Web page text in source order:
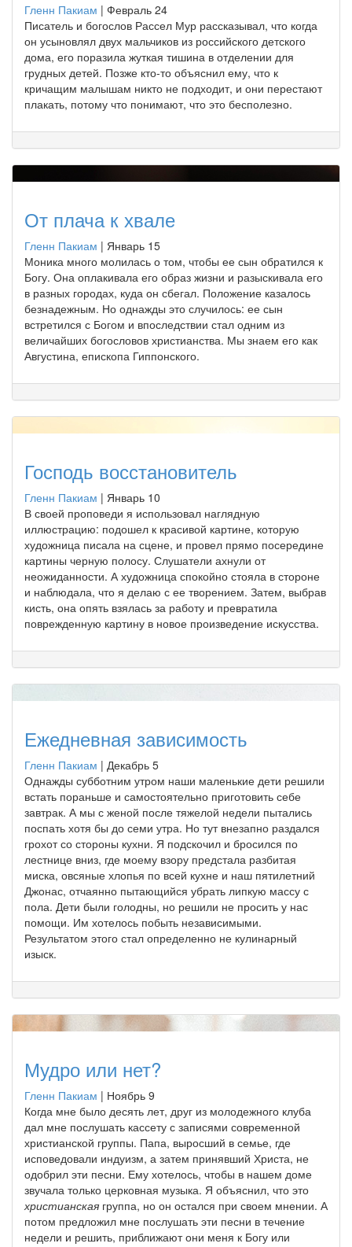
Гленн Пакиам | Февраль 24
Писатель и богослов Рассел Мур рассказывал, что когда
он усыновлял двух мальчиков из российского детского
дома, его поразила жуткая тишина в отделении для
грудных детей. Позже кто-то объяснил ему, что к
кричащим малышам никто не подходит, и они перестают
плакать, потому что понимают, что это бесполезно.
От плача к хвале
Гленн Пакиам | Январь 15
Моника много молилась о том, чтобы ее сын обратился к
Богу. Она оплакивала его образ жизни и разыскивала его
в разных городах, куда он сбегал. Положение казалось
безнадежным. Но однажды это случилось: ее сын
встретился с Богом и впоследствии стал одним из
величайших богословов христианства. Мы знаем его как
Августина, епископа Гиппонского.
Господь восстановитель
Гленн Пакиам | Январь 10
В своей проповеди я использовал наглядную
иллюстрацию: подошел к красивой картине, которую
художница писала на сцене, и провел прямо посередине
картины черную полосу. Слушатели ахнули от
неожиданности. А художница спокойно стояла в стороне
и наблюдала, что я делаю с ее творением. Затем, выбрав
кисть, она опять взялась за работу и превратила
поврежденную картину в новое произведение искусства.
Ежедневная зависимость
Гленн Пакиам | Декабрь 5
Однажды субботним утром наши маленькие дети решили
встать пораньше и самостоятельно приготовить себе
завтрак. А мы с женой после тяжелой недели пытались
поспать хотя бы до семи утра. Но тут внезапно раздался
грохот со стороны кухни. Я подскочил и бросился по
лестнице вниз, где моему взору предстала разбитая
миска, овсяные хлопья по всей кухне и наш пятилетний
Джонас, отчаянно пытающийся убрать липкую массу с
пола. Дети были голодны, но решили не просить у нас
помощи. Им хотелось побыть независимыми.
Результатом этого стал определенно не кулинарный
изыск.
Мудро или нет?
Гленн Пакиам | Ноябрь 9
Когда мне было десять лет, друг из молодежного клуба
дал мне послушать кассету с записями современной
христианской группы. Папа, выросший в семье, где
исповедовали индуизм, а затем принявший Христа, не
одобрил эти песни. Ему хотелось, чтобы в нашем доме
звучала только церковная музыка. Я объяснил, что это
христианская группа, но он остался при своем мнении. А
потом предложил мне послушать эти песни в течение
недели и решить, приближают они меня к Богу или